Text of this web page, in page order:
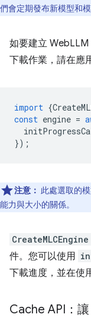
們會定期發布新模型和模
如要建立
下載作業，請在應
import {
const engine =
});
注意： 此處選取的
能力與大小的關係。
CreateMLCEngine
件。您可以使用
下載進度，並在使
Cache API：